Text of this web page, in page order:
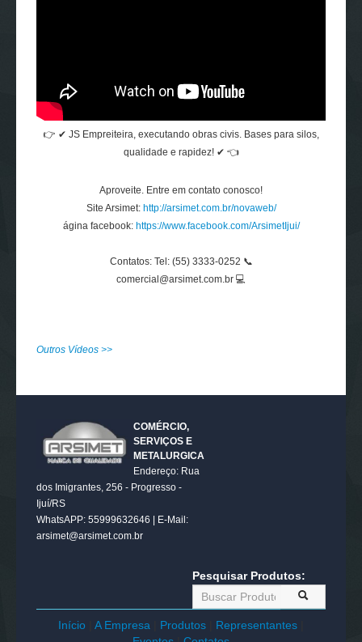
👉 ✔ JS Empreiteira, executando obras civis. Bases para silos,
qualidade e rapidez! ✔ 👈
Aproveite. Entre em contato conosco!
Site Arsimet: http://arsimet.com.br/novaweb/
ágina facebook: https://www.facebook.com/ArsimetIjui/
Contatos: Tel: (55) 3333-0252 📞
comercial@arsimet.com.br 💻
Outros Vídeos >>
COMÉRCIO,
SERVIÇOS E
METALURGICA
Endereço: Rua
dos Imigrantes, 256 - Progresso -
Ijuí/RS
WhatsAPP: 55999632646 | E-Mail:
arsimet@arsimet.com.br
Pesquisar Produtos:
Início A Empresa Produtos Representantes